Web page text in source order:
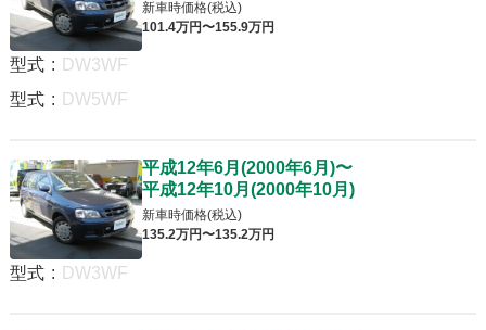
新車時価格(税込)
101.4万円〜155.9万円
型式 : DW3WF
型式 : DW5WF
平成12年6月 (2000年6月 )〜
平成12年10月 (2000年10月 )
新車時価格(税込)
135.2万円〜135.2万円
型式 : DW3WF